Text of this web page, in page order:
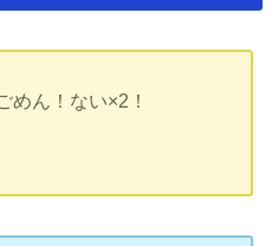
めん！ない×2！